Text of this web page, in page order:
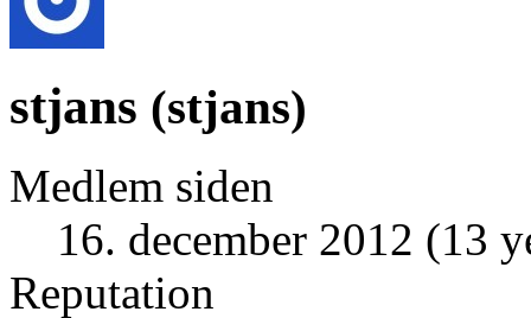
stjans (stjans)
Medlem siden
16. december 2012 (13
Reputation